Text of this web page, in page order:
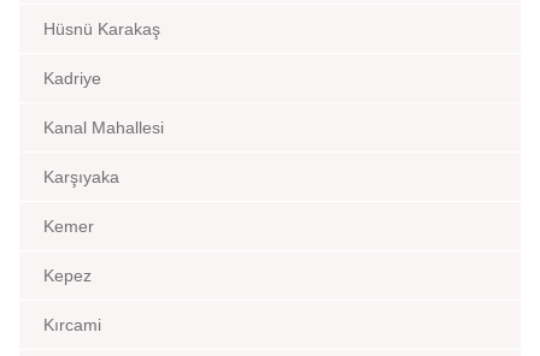
Hüsnü Karakaş
Kadriye
Kanal Mahallesi
Karşıyaka
Kemer
Kepez
Kırcami